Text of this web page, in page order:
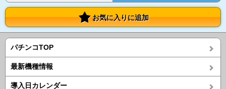
お気に入りに追加
パチンコTOP
最新機種情報
導入日カレンダー